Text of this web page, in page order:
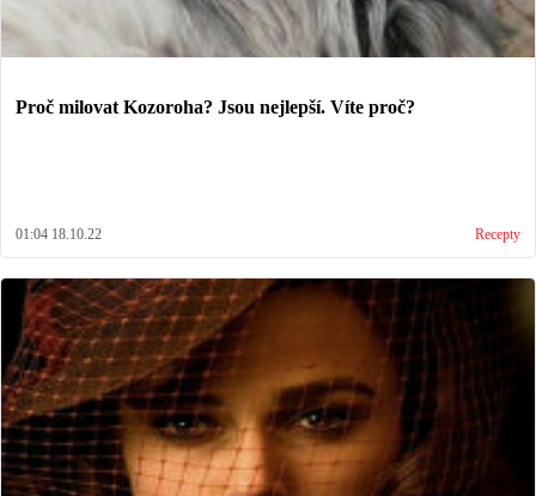
Proč milovat Kozoroha? Jsou nejlepší. Víte proč?
01:04 18.10.22 Recepty